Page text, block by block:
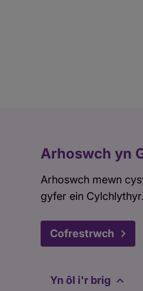
Arhoswch yn
Arhoswch mewn
gyfer ein Cylchlythyr.
Cofrestrwch
Yn ôl i'r brig